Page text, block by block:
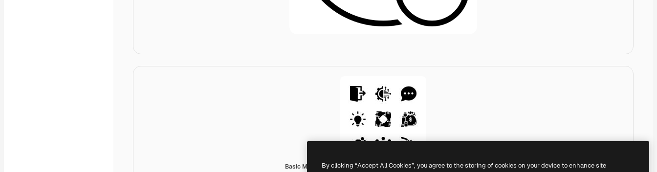
Basic Miscellany FillBy clicking “Accept All Cookies”, you agree to the storing of cookies on your device to enhance site